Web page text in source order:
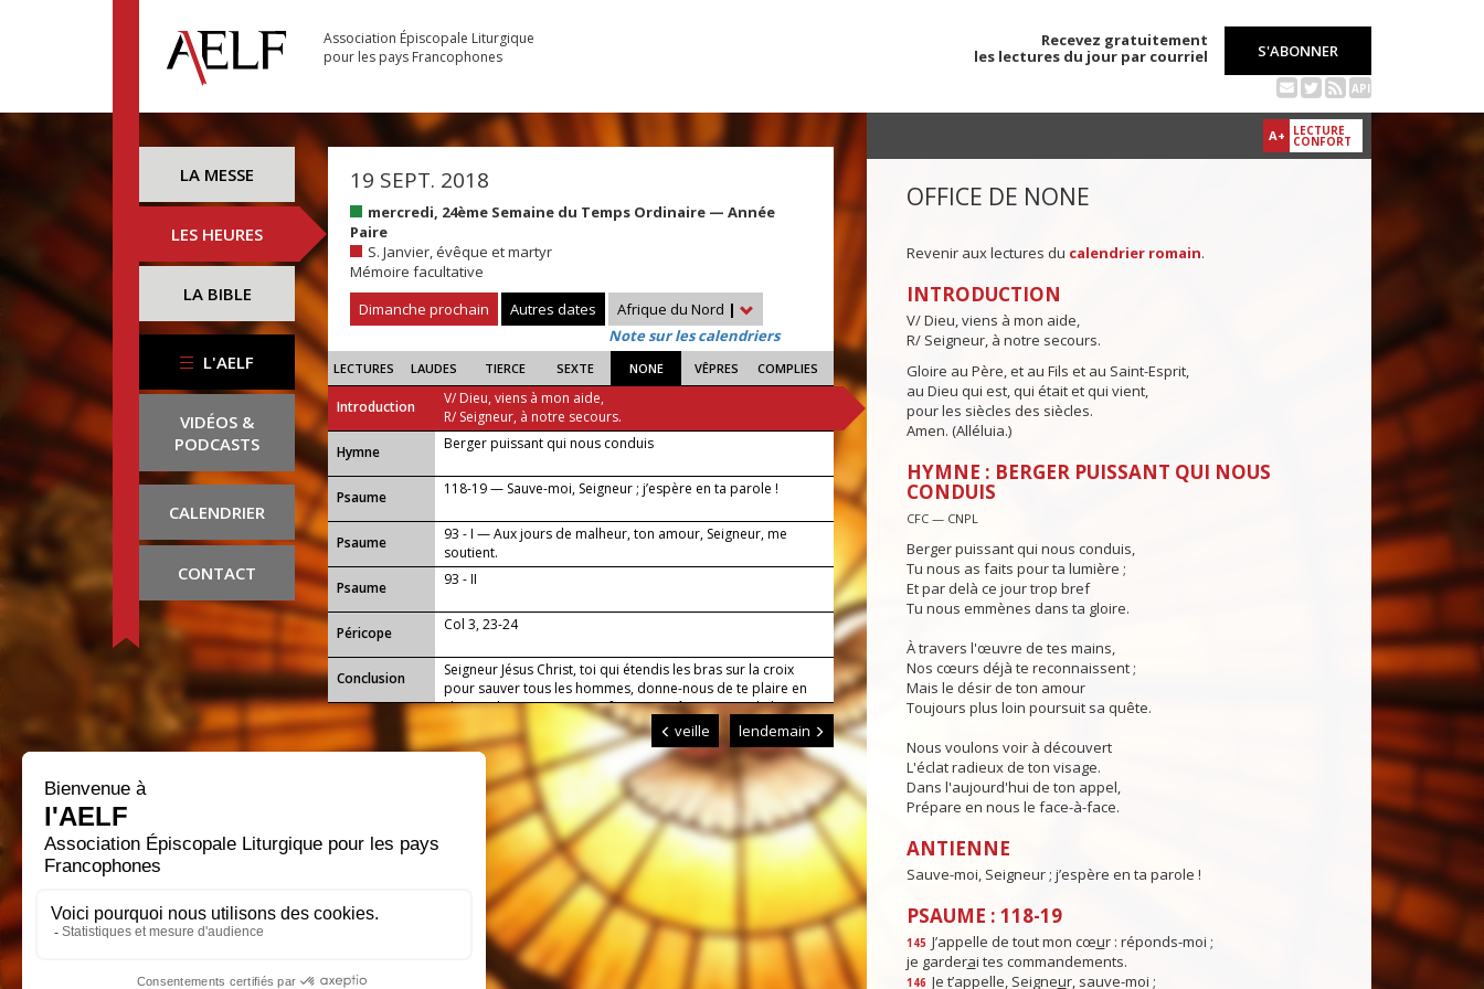
Association Épiscopale Liturgique
pour les pays Francophones
Recevez gratuitement
les lectures du jour par courriel
S'ABONNER
API
LA MESSE
LES HEURES
LA BIBLE
L'AELF
VIDÉOS &
PODCASTS
CALENDRIER
CONTACT
19 SEPT. 2018
mercredi, 24ème Semaine du Temps Ordinaire — Année
Paire
S. Janvier, évêque et martyr
Mémoire facultative
Dimanche prochain
Autres dates Afrique du Nord |
Note sur les calendriers
LECTURES LAUDES TIERCE SEXTE NONE VÊPRES COMPLIES
Introduction
V/ Dieu, viens à mon aide,
R/ Seigneur, à notre secours.
...
Hymne Berger puissant qui nous conduis
Psaume 118-19 — Sauve-moi, Seigneur ; j’espère en ta parole !
Psaume
93 - I — Aux jours de malheur, ton amour, Seigneur, me
soutient.
Psaume
93 - II
Péricope Col 3, 23-24
Conclusion
Seigneur Jésus Christ, toi qui étendis les bras sur la croix
pour sauver tous les hommes, donne-nous de te plaire en
chacun de nos actes pour faire connaître au monde l'œuvre
de ton amour. Toi qui règnes pour les siècles des siècles.
Amen.
veille lendemain
A+ LECTURE
CONFORT
OFFICE DE NONE
Revenir aux lectures du calendrier romain.
INTRODUCTION
V/ Dieu, viens à mon aide,
R/ Seigneur, à notre secours.
Gloire au Père, et au Fils et au Saint-Esprit,
au Dieu qui est, qui était et qui vient,
pour les siècles des siècles.
Amen. (Alléluia.)
HYMNE : BERGER PUISSANT QUI NOUS
CONDUIS
CFC — CNPL
Berger puissant qui nous conduis,
Tu nous as faits pour ta lumière ;
Et par delà ce jour trop bref
Tu nous emmènes dans ta gloire.
À travers l'œuvre de tes mains,
Nos cœurs déjà te reconnaissent ;
Mais le désir de ton amour
Toujours plus loin poursuit sa quête.
Nous voulons voir à découvert
L'éclat radieux de ton visage.
Dans l'aujourd'hui de ton appel,
Prépare en nous le face-à-face.
ANTIENNE
Sauve-moi, Seigneur ; j’espère en ta parole !
PSAUME : 118-19
145 J’appelle de tout mon cœur : réponds-moi ;
je garderai tes commandements.
146 Je t’appelle, Seigneur, sauve-moi ;